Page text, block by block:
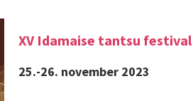
XV Idamaise tantsu festival
25.-26. november 2023